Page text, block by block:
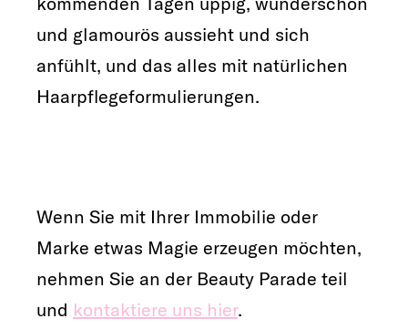
und glamourös aussieht und sich
anfühlt, und das alles mit natürlichen
Haarpflegeformulierungen.
Wenn Sie mit Ihrer Immobilie oder
Marke etwas Magie erzeugen möchten,
nehmen Sie an der Beauty Parade teil
und kontaktiere uns hier.